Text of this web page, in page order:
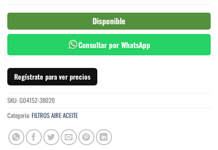
Disponible
Consultar por WhatsApp
Regístrate para ver precios
SKU: G04152-38020
Categoría: FILTROS AIRE ACEITE